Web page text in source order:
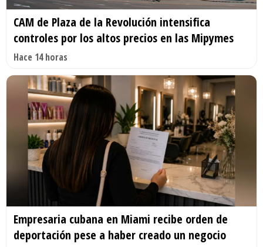
CAM de Plaza de la Revolución intensifica
controles por los altos precios en las Mipymes
Hace 14 horas
Empresaria cubana en Miami recibe orden de
deportación pese a haber creado un negocio